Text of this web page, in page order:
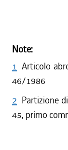
Note:
1 Articolo
46/1986
2 Partizione
45, primo